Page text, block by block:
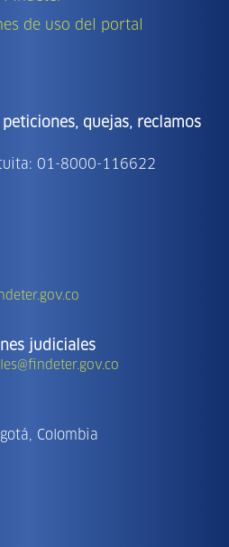
de uso del portal
quejas, reclamos
01-8000-116622
judiciales
Colombia